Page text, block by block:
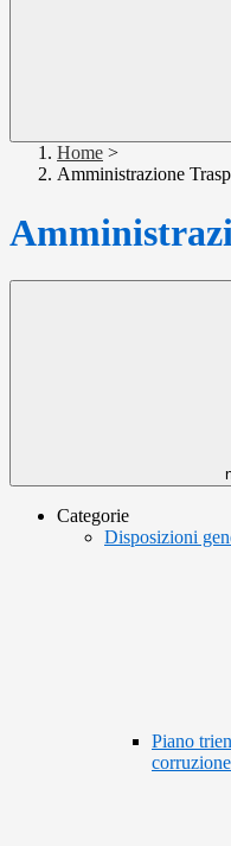
Home >
Amministrazione
Categorie
Disposizioni
Piano